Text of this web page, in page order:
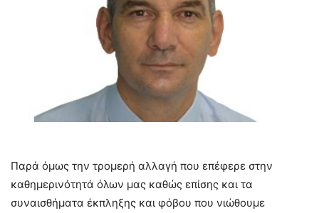
Παρά όμως την τρομερή αλλαγή που επέφερε στην
καθημερινότητά όλων μας καθώς επίσης και τα
συναισθήματα έκπληξης και φόβου που νιώθουμε